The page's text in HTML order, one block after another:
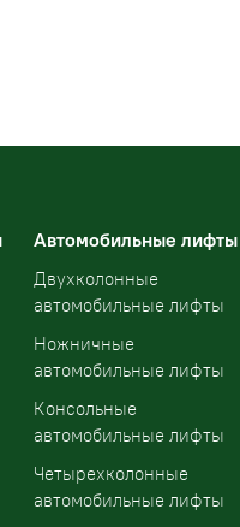
Автомобильные лифты
Двухколонные
автомобильные лифты
Ножничные
автомобильные лифты
Консольные
автомобильные лифты
Четырехколонные
автомобильные лифты